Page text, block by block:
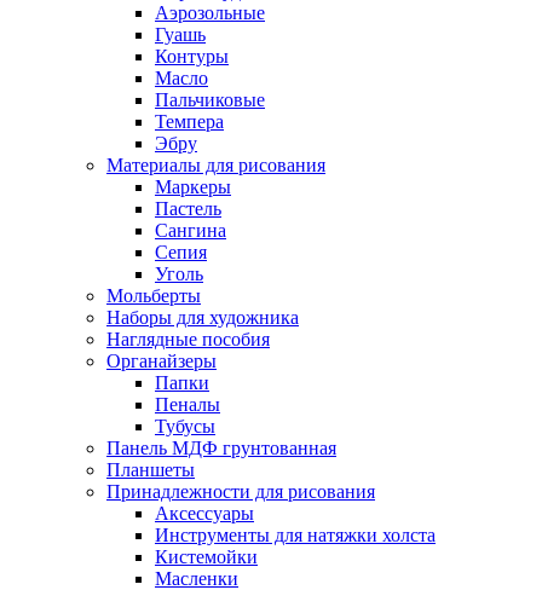
Аэрозольные
Гуашь
Контуры
Масло
Пальчиковые
Темпера
Эбру
Материалы для рисования
Маркеры
Пастель
Сангина
Сепия
Уголь
Мольберты
Наборы для художника
Наглядные пособия
Органайзеры
Папки
Пеналы
Тубусы
Панель МДФ грунтованная
Планшеты
Принадлежности для рисования
Аксессуары
Инструменты для натяжки холста
Кистемойки
Масленки